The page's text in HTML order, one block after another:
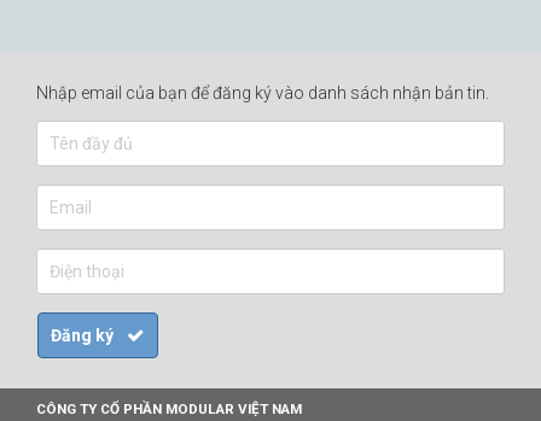
Nhập email của bạn để đăng ký vào danh sách nhận bản tin.
CÔNG TY CỔ PHẦN MODULAR VIỆT NAM